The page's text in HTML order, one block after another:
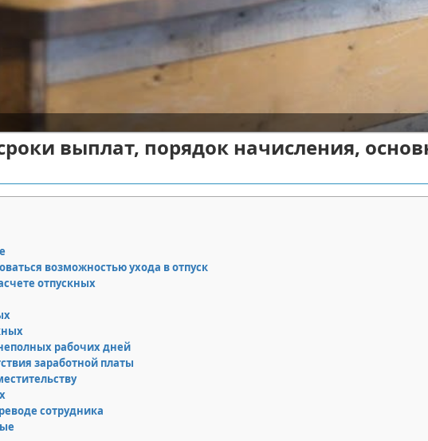
выплат, порядок начисления,
возможностью ухода в отпуск
отпускных
рабочих дней
заработной платы
сотрудника